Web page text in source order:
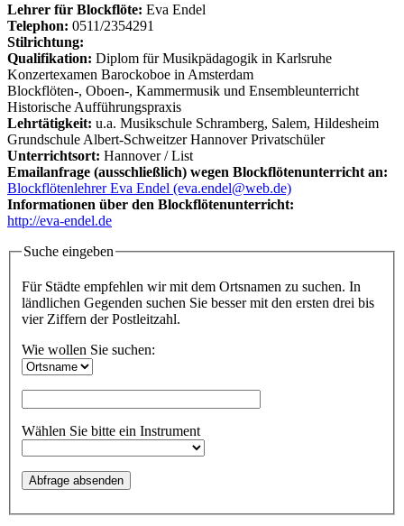
Lehrer für Blockflöte: Eva Endel
Telephon: 0511/2354291
Stilrichtung:
Qualifikation: Diplom für Musikpädagogik in Karlsruhe
Konzertexamen Barockoboe in Amsterdam
Blockflöten-, Oboen-, Kammermusik und Ensembleunterricht
Historische Aufführungspraxis
Lehrtätigkeit: u.a. Musikschule Schramberg, Salem, Hildesheim
Grundschule Albert-Schweitzer Hannover Privatschüler
Unterrichtsort: Hannover / List
Emailanfrage (ausschließlich) wegen Blockflötenunterricht an:
Blockflötenlehrer Eva Endel (eva.endel@web.de)
Informationen über den Blockflötenunterricht:
http://eva-endel.de
Suche eingeben
Für Städte empfehlen wir mit dem Ortsnamen zu suchen. In
ländlichen Gegenden suchen Sie besser mit den ersten drei bis
vier Ziffern der Postleitzahl.
Wie wollen Sie suchen:
Wählen Sie bitte ein Instrument